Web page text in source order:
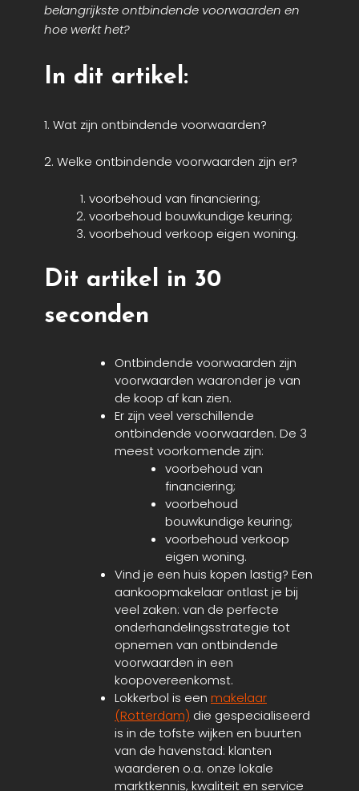
belangrijkste ontbindende voorwaarden en
hoe werkt het?
In dit artikel:
1. Wat zijn ontbindende voorwaarden?
2. Welke ontbindende voorwaarden zijn er?
voorbehoud van financiering;
voorbehoud bouwkundige keuring;
voorbehoud verkoop eigen woning.
Dit artikel in 30
seconden
Ontbindende voorwaarden zijn
voorwaarden waaronder je van
de koop af kan zien.
Er zijn veel verschillende
ontbindende voorwaarden. De 3
meest voorkomende zijn:
voorbehoud van
financiering;
voorbehoud
bouwkundige keuring;
voorbehoud verkoop
eigen woning.
Vind je een huis kopen lastig? Een
aankoopmakelaar ontlast je bij
veel zaken: van de perfecte
onderhandelingsstrategie tot
opnemen van ontbindende
voorwaarden in een
koopovereenkomst.
Lokkerbol is een makelaar
(Rotterdam) die gespecialiseerd
is in de tofste wijken en buurten
van de havenstad: klanten
waarderen o.a. onze lokale
marktkennis, kwaliteit en service